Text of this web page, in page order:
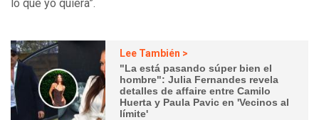
lo que yo quiera”.
Lee También >
"La está pasando súper bien el
hombre": Julia Fernandes revela
detalles de affaire entre Camilo
Huerta y Paula Pavic en 'Vecinos al
límite'